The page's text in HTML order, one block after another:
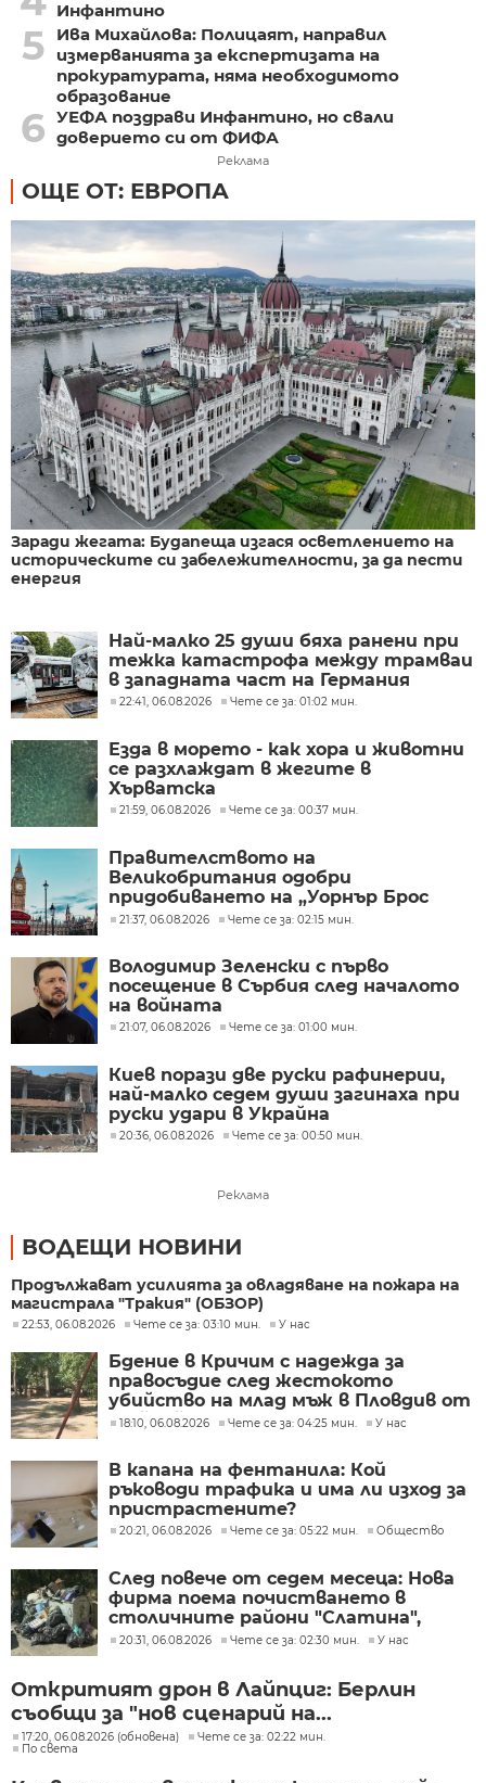
Инфантино
5
Ива Михайлова: Полицаят, направил
измерванията за експертизата на
прокуратурата, няма необходимото
образование
6 УЕФА поздрави Инфантино, но свали
доверието си от ФИФА
Реклама
ОЩЕ ОТ: ЕВРОПА
Заради жегата: Будапеща изгася осветлението на
историческите си забележителности, за да пести
енергия
Най-малко 25 души бяха ранени при
тежка катастрофа между трамваи
в западната част на Германия
22:41, 06.08.2026 Чете се за: 01:02 мин.
Езда в морето - как хора и животни
се разхлаждат в жегите в
Хърватска
21:59, 06.08.2026 Чете се за: 00:37 мин.
Правителството на
Великобритания одобри
придобиването на „Уорнър Брос
Дискавъри“ от „Парамаунт“ за 110
21:37, 06.08.2026 Чете се за: 02:15 мин.
Володимир Зеленски с първо
посещение в Сърбия след началото
на войната
21:07, 06.08.2026 Чете се за: 01:00 мин.
Киев порази две руски рафинерии,
най-малко седем души загинаха при
руски удари в Украйна
20:36, 06.08.2026 Чете се за: 00:50 мин.
Реклама
ВОДЕЩИ НОВИНИ
Продължават усилията за овладяване на пожара на
магистрала "Тракия" (ОБЗОР)
22:53, 06.08.2026 Чете се за: 03:10 мин. У нас
Бдение в Кричим с надежда за
правосъдие след жестокото
убийство на млад мъж в Пловдив от
тийнейджъри
18:10, 06.08.2026 Чете се за: 04:25 мин. У нас
В капана на фентанила: Кой
ръководи трафика и има ли изход за
пристрастените?
20:21, 06.08.2026 Чете се за: 05:22 мин. Общество
След повече от седем месеца: Нова
фирма поема почистването в
столичните райони "Слатина",
"Подуяне" и "Изгрев"
20:31, 06.08.2026 Чете се за: 02:30 мин. У нас
Откритият дрон в Лайпциг: Берлин
съобщи за "нов сценарий на...
17:20, 06.08.2026 (обновена)
Чете се за: 02:22 мин.
По света